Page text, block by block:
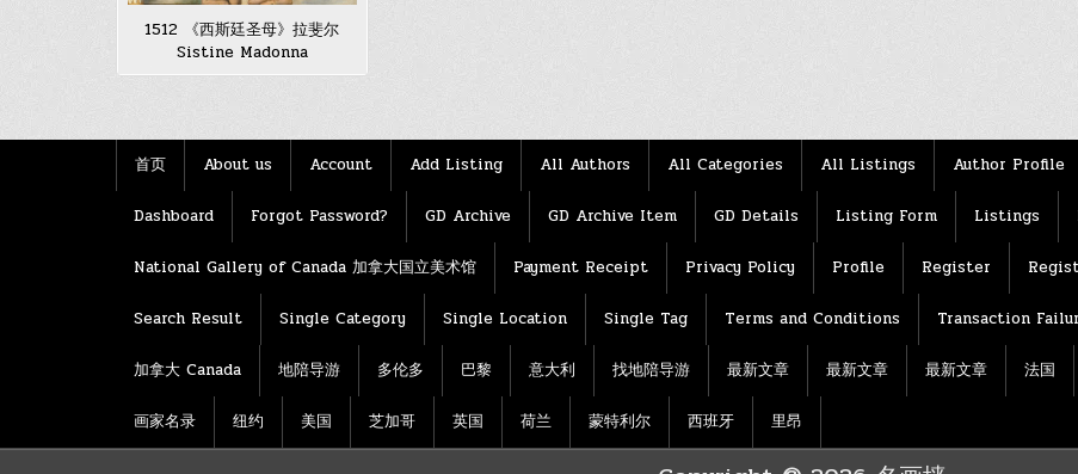
1512 《西斯廷圣母》拉斐尔
Sistine Madonna
首页 About us Account Add Listing All Authors All Categories All Listings Author Profile
Dashboard Forgot Password? GD Archive GD Archive Item GD Details Listing Form Listings
National Gallery of Canada 加拿大国立美术馆 Payment Receipt Privacy Policy Profile Register
Search Result Single Category Single Location Single Tag Terms and Conditions Transaction
加拿大 Canada 地陪导游 多伦多 巴黎 意大利 找地陪导游 最新文章 最新文章 最新文章 法国
画家名录 纽约 美国 芝加哥 英国 荷兰 蒙特利尔 西班牙 里昂